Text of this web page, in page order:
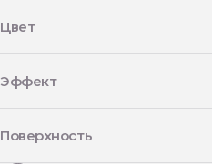
Цвет
Эффект
Поверхность